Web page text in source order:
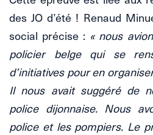
des JO d’été ! Renaud
social précise : « nous
policier belge qui se
d’initiatives pour en
Il nous avait suggéré de
police dijonnaise. Nous
police et les pompiers. Le